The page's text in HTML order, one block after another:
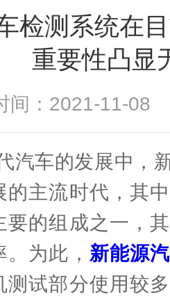
检测系统在
重要性凸显
间：2021-11-
车的发展中，
的主流时代，其
要的组成之一，
为此， 新能源
测试部分使用较